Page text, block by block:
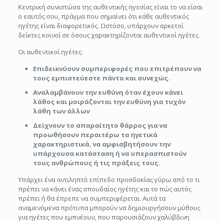
Kεντρική συνιστώσα της αυθεντικής ηγεσίας είναι το να είσαι
ο εαυτός σου, πράγμα που σημαίνει ότι κάθε αυθεντικός
ηγέτης είναι διαφορετικός. Ωστόσο, υπάρχουν αρκετοί
δείκτες κοινοί σε όσους χαρακτηρίζονται αυθεντικοί ηγέτες.
Οι αυθεντικοί ηγέτες:
Επιδεικνύουν συμπεριφορές που επιτρέπουν να
τους εμπιστεύεστε πάντα και συνεχώς.
Αναλαμβάνουν την ευθύνη όταν έχουν κάνει
λάθος και μοιράζονται την ευθύνη για τυχόν
λάθη των άλλων
Δείχνουν το απαραίτητο θάρρος για να
προωθήσουν περαιτέρω τα ηγετικά
χαρακτηριστικά, να αμφισβητήσουν την
υπάρχουσα κατάσταση ή να υπερασπιστούν
τους ανθρώπους ή τις πράξεις τους.
Υπάρχει ένα αντιληπτό επίπεδο προσδοκίας γύρω από το τι
πρέπει να κάνει ένας σπουδαίος ηγέτης και το πώς αυτός
πρέπει ή θα έπρεπε να συμπεριφέρεται. Αυτά τα
αναμενόμενα πρότυπα μπορούν να δημιουργήσουν μύθους
για ηγέτες που εμπνέουν, που παρουσιάζουν χαλύβδινη